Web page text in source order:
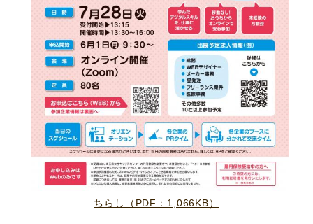
ちらし（PDF：1,066KB）